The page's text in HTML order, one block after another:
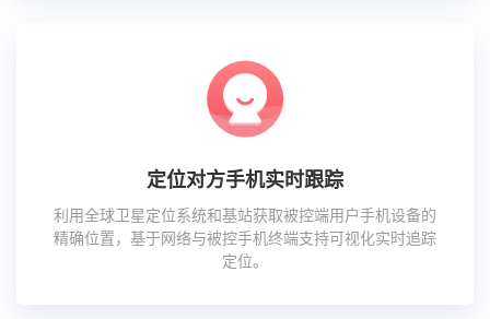
定位对方手机实时跟踪
利用全球卫星定位系统和基站获取被控端用户手机设备的
精确位置，基于网络与被控手机终端支持可视化实时追踪
定位。